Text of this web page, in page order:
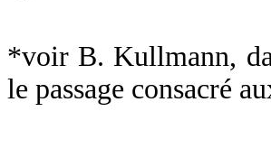
*voir B. Kullmann,
le passage consacré